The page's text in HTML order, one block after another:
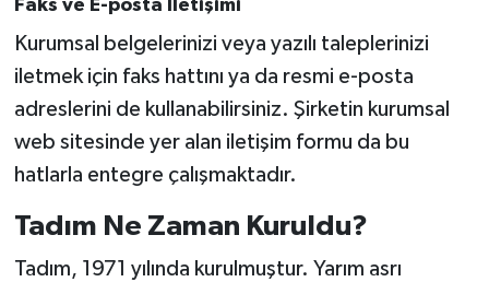
Faks ve E-posta İletişimi
Kurumsal belgelerinizi veya yazılı taleplerinizi
iletmek için faks hattını ya da resmi e-posta
adreslerini de kullanabilirsiniz. Şirketin kurumsal
web sitesinde yer alan iletişim formu da bu
hatlarla entegre çalışmaktadır.
Tadım Ne Zaman Kuruldu?
Tadım, 1971 yılında kurulmuştur. Yarım asrı